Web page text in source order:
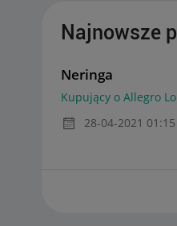
Najnowsze
Neringa
Kupujący o Allegro
‎28-04-2021 01:15